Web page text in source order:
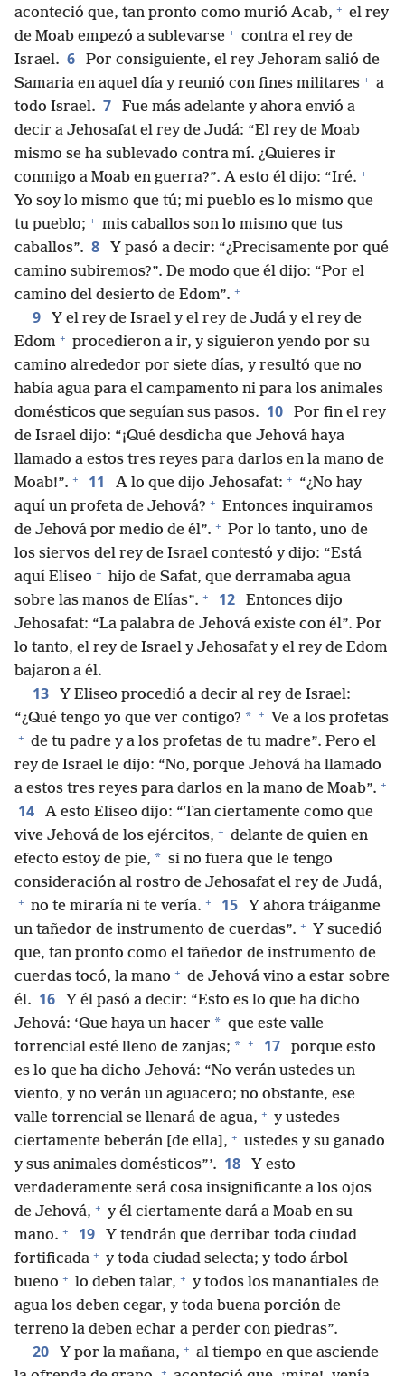
aconteció que, tan pronto como murió Acab, + el rey
de Moab empezó a sublevarse + contra el rey de
Israel. 6
Por consiguiente, el rey Jehoram salió de
Samaria en aquel día y reunió con fines militares + a
todo Israel. 7
Fue más adelante y ahora envió a
decir a Jehosafat el rey de Judá: “El rey de Moab
mismo se ha sublevado contra mí. ¿Quieres ir
conmigo a Moab en guerra?”. A esto él dijo: “Iré. +
Yo soy lo mismo que tú; mi pueblo es lo mismo que
tu pueblo; + mis caballos son lo mismo que tus
caballos”. 8
Y pasó a decir: “¿Precisamente por qué
camino subiremos?”. De modo que él dijo: “Por el
camino del desierto de Edom”. +
9
Y el rey de Israel y el rey de Judá y el rey de
Edom + procedieron a ir, y siguieron yendo por su
camino alrededor por siete días, y resultó que no
había agua para el campamento ni para los animales
domésticos que seguían sus pasos. 10
Por fin el rey
de Israel dijo: “¡Qué desdicha que Jehová haya
llamado a estos tres reyes para darlos en la mano de
Moab!”. + 11 A lo que dijo Jehosafat: + “¿No hay
aquí un profeta de Jehová? + Entonces inquiramos
de Jehová por medio de él”. + Por lo tanto, uno de
los siervos del rey de Israel contestó y dijo: “Está
aquí Eliseo + hijo de Safat, que derramaba agua
sobre las manos de Elías”. + 12
Entonces dijo
Jehosafat: “La palabra de Jehová existe con él”. Por
lo tanto, el rey de Israel y Jehosafat y el rey de Edom
bajaron a él.
13
Y Eliseo procedió a decir al rey de Israel:
“¿Qué tengo yo que ver contigo? * + Ve a los profetas
+ de tu padre y a los profetas de tu madre”. Pero el
rey de Israel le dijo: “No, porque Jehová ha llamado
a estos tres reyes para darlos en la mano de Moab”. +
14
A esto Eliseo dijo: “Tan ciertamente como que
vive Jehová de los ejércitos, + delante de quien en
efecto estoy de pie, * si no fuera que le tengo
consideración al rostro de Jehosafat el rey de Judá,
+ no te miraría ni te vería. + 15
Y ahora tráiganme
un tañedor de instrumento de cuerdas”. + Y sucedió
que, tan pronto como el tañedor de instrumento de
cuerdas tocó, la mano + de Jehová vino a estar sobre
él. 16
Y él pasó a decir: “Esto es lo que ha dicho
Jehová: ‘Que haya un hacer * que este valle
torrencial esté lleno de zanjas; * + 17
porque esto
es lo que ha dicho Jehová: “No verán ustedes un
viento, y no verán un aguacero; no obstante, ese
valle torrencial se llenará de agua, + y ustedes
ciertamente beberán [de ella], + ustedes y su ganado
y sus animales domésticos”’. 18
Y esto
verdaderamente será cosa insignificante a los ojos
de Jehová, + y él ciertamente dará a Moab en su
mano. + 19
Y tendrán que derribar toda ciudad
fortificada + y toda ciudad selecta; y todo árbol
bueno + lo deben talar, + y todos los manantiales de
agua los deben cegar, y toda buena porción de
terreno la deben echar a perder con piedras”.
20 Y por la mañana, + al tiempo en que asciende
+